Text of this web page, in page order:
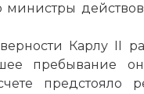
Карлу II
пребывание
предстояло